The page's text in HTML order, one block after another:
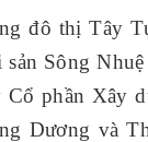
đô thị Tây
Sông
phần Xây
Dương và